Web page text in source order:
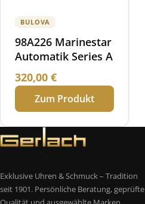
BULOVA
98A226 Marinestar
Automatik Series A
320,00 €
Zum Produkt
Exklusive Uhren & Schmuck – Tradition
seit 1901. Persönliche Beratung, geprüfte